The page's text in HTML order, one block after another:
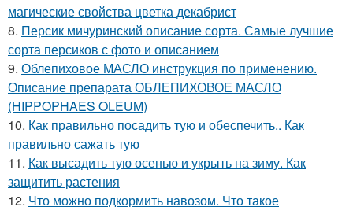
магические свойства цветка декабрист
8. Персик мичуринский описание сорта. Самые лучшие
сорта персиков с фото и описанием
9. Облепиховое МАСЛО инструкция по применению.
Описание препарата ОБЛЕПИХОВОЕ МАСЛО
(HIPPOPHAES OLEUM)
10. Как правильно посадить тую и обеспечить.. Как
правильно сажать тую
11. Как высадить тую осенью и укрыть на зиму. Как
защитить растения
12. Что можно подкормить навозом. Что такое